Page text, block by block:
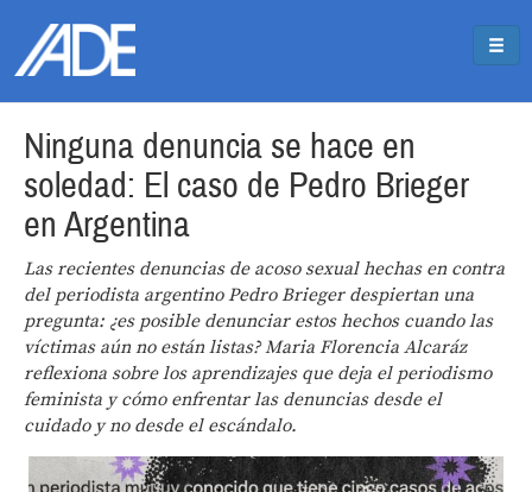
Ninguna denuncia se hace en
soledad: El caso de Pedro Brieger
en Argentina
Las recientes denuncias de acoso sexual hechas en contra
del periodista argentino Pedro Brieger despiertan una
pregunta: ¿es posible denunciar estos hechos cuando las
víctimas aún no están listas? Maria Florencia Alcaráz
reflexiona sobre los aprendizajes que deja el periodismo
feminista y cómo enfrentar las denuncias desde el
cuidado y no desde el escándalo.